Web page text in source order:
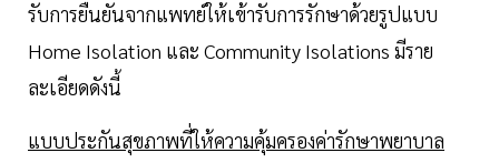
รับการยืนยันจากแพทย์ให้เข้ารับการรักษาด้วยรูปแบบ
Home Isolation และ Community Isolations มีราย
ละเอียดดังนี้
แบบประกันสุขภาพที่ให้ความคุ้มครองค่ารักษาพยาบาล